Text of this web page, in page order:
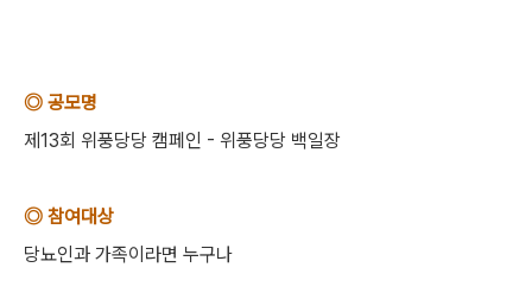
◎ 공모명
제13회 위풍당당 캠페인 - 위풍당당 백일장
◎ 참여대상
당뇨인과 가족이라면 누구나